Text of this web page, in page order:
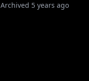
Archived 5 years ago